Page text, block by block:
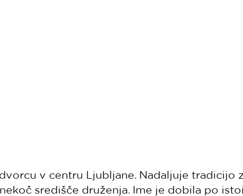
v centru Ljubljane. Nadaljuje tradicijo
središče druženja. Ime je dobila po